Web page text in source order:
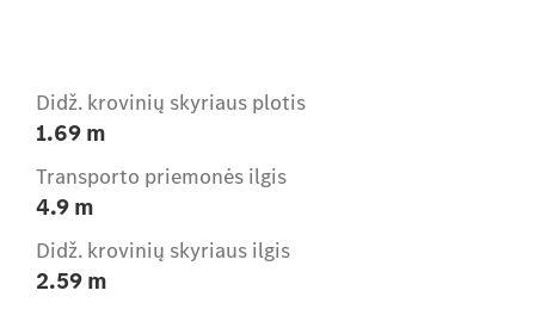
Didž. krovinių skyriaus plotis
1.69 m
Transporto priemonės ilgis
4.9 m
Didž. krovinių skyriaus ilgis
2.59 m